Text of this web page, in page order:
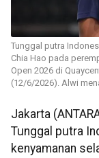
Tunggal putra
Chia Hao pada
Open 2026 di
(12/6/2026). Alwi
Jakarta
Tunggal putra
kenyamanan